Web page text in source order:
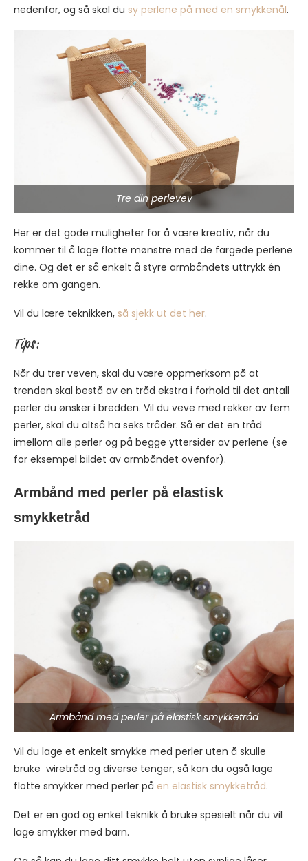
nedenfor, og så skal du sy perlene på med en smykkenål.
Tre din perlevev
Her er det gode muligheter for å være kreativ, når du
kommer til å lage flotte mønstre med de fargede perlene
dine. Og det er så enkelt å styre armbåndets uttrykk én
rekke om gangen.
Vil du lære teknikken, så sjekk ut det her.
Tips:
Når du trer veven, skal du være oppmerksom på at
trenden skal bestå av en tråd ekstra i forhold til det antall
perler du ønsker i bredden. Vil du veve med rekker av fem
perler, skal du altså ha seks tråder. Så er det en tråd
imellom alle perler og på begge yttersider av perlene (se
for eksempel bildet av armbåndet ovenfor).
Armbånd med perler på elastisk
smykketråd
Armbånd med perler på elastisk smykketråd
Vil du lage et enkelt smykke med perler uten å skulle
bruke wiretråd og diverse tenger, så kan du også lage
flotte smykker med perler på en elastisk smykketråd.
Det er en god og enkel teknikk å bruke spesielt når du vil
lage smykker med barn.